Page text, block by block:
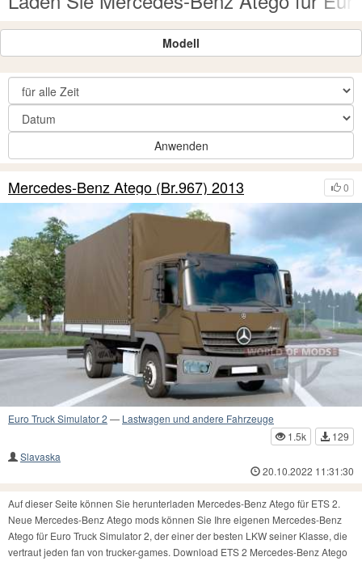
Modell
Anwenden
0
Mercedes-Benz Atego (Br.967) 2013
Euro Truck Simulator 2 — Lastwagen und andere Fahrzeuge
1.5k
129
Slavaska
20.10.2022 11:31:30
Auf dieser Seite können Sie herunterladen Mercedes-Benz Atego für ETS 2.
Neue Mercedes-Benz Atego mods können Sie Ihre eigenen Mercedes-Benz
Atego für Euro Truck Simulator 2, der einer der besten LKW seiner Klasse, die
vertraut jeden fan von trucker-games. Download ETS 2 Mercedes-Benz Atego